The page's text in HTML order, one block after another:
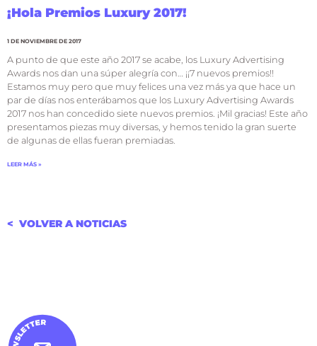
¡Hola Premios Luxury 2017!
1 DE NOVIEMBRE DE 2017
A punto de que este año 2017 se acabe, los Luxury Advertising
Awards nos dan una súper alegría con… ¡¡7 nuevos premios!!
Estamos muy pero que muy felices una vez más ya que hace un
par de días nos enterábamos que los Luxury Advertising Awards
2017 nos han concedido siete nuevos premios. ¡Mil gracias! Este año
presentamos piezas muy diversas, y hemos tenido la gran suerte
de algunas de ellas fueran premiadas.
LEER MÁS »
< VOLVER A NOTICIAS